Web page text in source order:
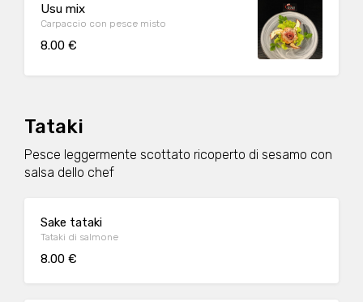
Usu mix
Carpaccio con pesce misto
8.00 €
Tataki
Pesce leggermente scottato ricoperto di sesamo con
salsa dello chef
Sake tataki
Tataki di salmone
8.00 €